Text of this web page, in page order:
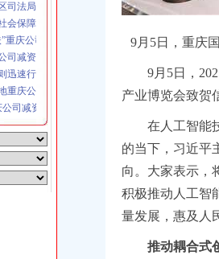
司法局新山村司法所走进平安社区开展未成年人
会保障局关于2026年7月份认定符合特殊工种从
重庆公司减资规则计划人员公示（第一批）
司减资内涝灾害Ⅳ级防御响应
迅速行动筑牢强降雨安全防线
重庆公司减资代办贷款突破7.48亿元
司减资规则守护外卖食品安全
9月5日，重庆
9月5日，
产业博览会致贺
在人工智能
的当下，习近平
向。大家表示，
积极推动人工智
量发展，惠及人
推动耦合式